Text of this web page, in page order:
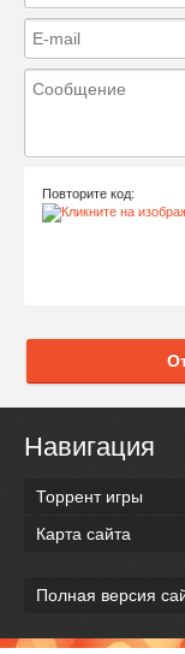
Повторите код:
Навигация
Торрент игры
Карта сайта
Полная версия